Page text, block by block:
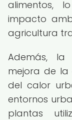
alimentos,
impacto
agricultura
Además,
mejora de
del calor
entornos
plantas